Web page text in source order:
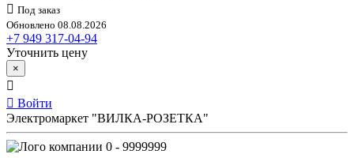
Под заказ
Обновлено 08.08.2026
+7 949 317-04-94
Уточнить цену
×
Войти
Электромаркет "ВИЛКА-РОЗЕТКА"
0 - 9999999